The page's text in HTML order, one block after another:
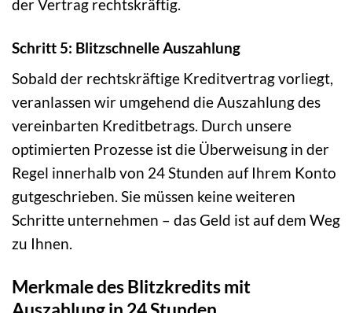
der Vertrag rechtskräftig.
Schritt 5: Blitzschnelle Auszahlung
Sobald der rechtskräftige Kreditvertrag vorliegt,
veranlassen wir umgehend die Auszahlung des
vereinbarten Kreditbetrags. Durch unsere
optimierten Prozesse ist die Überweisung in der
Regel innerhalb von 24 Stunden auf Ihrem Konto
gutgeschrieben. Sie müssen keine weiteren
Schritte unternehmen – das Geld ist auf dem Weg
zu Ihnen.
Merkmale des Blitzkredits mit